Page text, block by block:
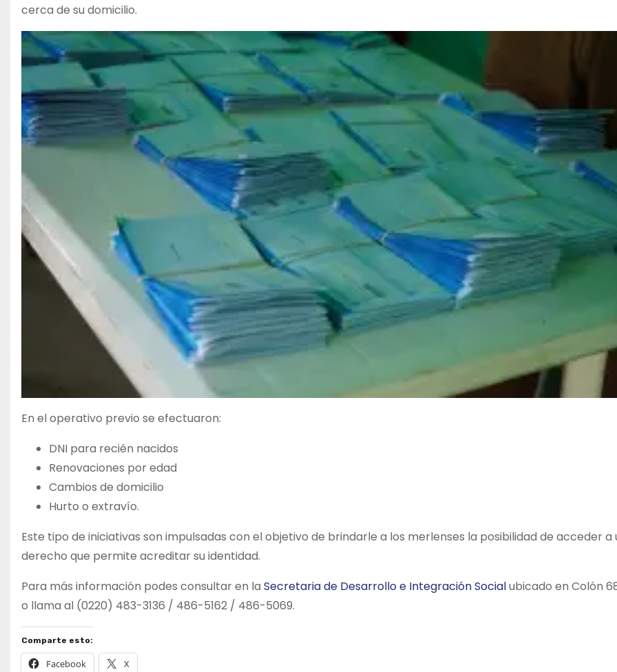
cerca de su domicilio.
En el operativo previo se efectuaron:
DNI para recién nacidos
Renovaciones por edad
Cambios de domicilio
Hurto o extravío.
Este tipo de iniciativas son impulsadas con el objetivo de brindarle a los merlenses la posibilidad de acceder a
derecho que permite acreditar su identidad.
Para más información podes consultar en la Secretaria de Desarrollo e Integración Socialubicado en Colón
o llama al (0220) 483-3136 / 486-5162 / 486-5069.
Comparte esto:
Facebook X